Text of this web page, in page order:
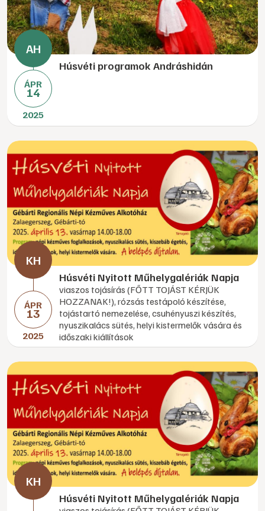
ÁPR
14
2025
Húsvéti programok Andráshidán
ÁPR
13
2025
Húsvéti Nyitott Műhelygalériák Napja
viaszos tojásírás (FŐTT TOJÁST KÉRJÜK
HOZZANAK!), rózsás testápoló készítése,
tojástartó nemezelése, csuhényuszi készítés,
nyuszikalács sütés, helyi kistermelők vására és
időszaki kiállítások
Húsvéti Nyitott Műhelygalériák Napja